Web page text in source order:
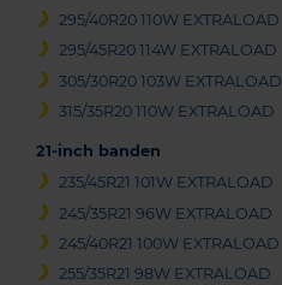
295/40R20 110W EXTRALOAD
295/45R20 114W EXTRALOAD
305/30R20 103W EXTRALOAD
315/35R20 110W EXTRALOAD
21-inch banden
235/45R21 101W EXTRALOAD
245/35R21 96W EXTRALOAD
245/40R21 100W EXTRALOAD
255/35R21 98W EXTRALOAD